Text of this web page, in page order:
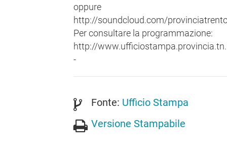
oppure
http://soundcloud.com/
Per consultare la programmazione:
http://
-
Fonte: Ufficio Stampa
Versione Stampabile